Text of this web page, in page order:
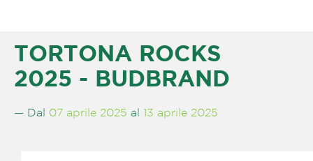
TORTONA ROCKS
2025 - BUDBRAND
— Dal 07 aprile 2025 al 13 aprile 2025